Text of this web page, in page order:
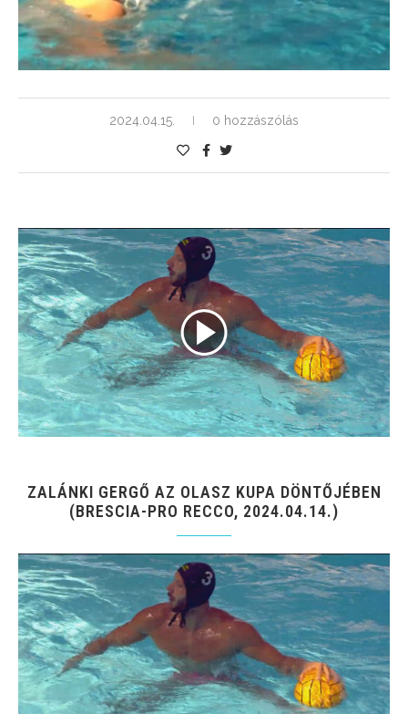
2024.04.15. 0 hozzászólás
ZALÁNKI GERGŐ AZ OLASZ KUPA DÖNTŐJÉBEN
(BRESCIA-PRO RECCO, 2024.04.14.)